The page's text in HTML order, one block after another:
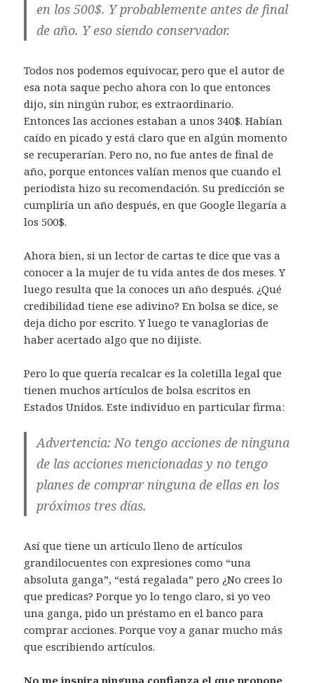
en los 500$. Y probablemente antes de final
de año. Y eso siendo conservador.
Todos nos podemos equivocar, pero que el autor de
esa nota saque pecho ahora con lo que entonces
dijo, sin ningún rubor, es extraordinario.
Entonces las acciones estaban a unos 340$. Habían
caído en picado y está claro que en algún momento
se recuperarían. Pero no, no fue antes de final de
año, porque entonces valían menos que cuando el
periodista hizo su recomendación. Su predicción se
cumpliría un año después, en que Google llegaría a
los 500$.
Ahora bien, si un lector de cartas te dice que vas a
conocer a la mujer de tu vida antes de dos meses. Y
luego resulta que la conoces un año después. ¿Qué
credibilidad tiene ese adivino? En bolsa se dice, se
deja dicho por escrito. Y luego te vanaglorias de
haber acertado algo que no dijiste.
Pero lo que quería recalcar es la coletilla legal que
tienen muchos artículos de bolsa escritos en
Estados Unidos. Este individuo en particular firma:
Advertencia: No tengo acciones de ninguna
de las acciones mencionadas y no tengo
planes de comprar ninguna de ellas en los
próximos tres días.
Así que tiene un artículo lleno de artículos
grandilocuentes con expresiones como “una
absoluta ganga”, “está regalada” pero ¿No crees lo
que predicas? Porque yo lo tengo claro, si yo veo
una ganga, pido un préstamo en el banco para
comprar acciones. Porque voy a ganar mucho más
que escribiendo artículos.